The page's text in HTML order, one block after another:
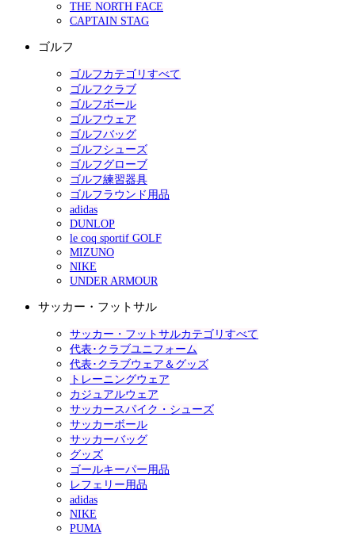
THE NORTH FACE
CAPTAIN STAG
ゴルフ
ゴルフカテゴリすべて
ゴルフクラブ
ゴルフボール
ゴルフウェア
ゴルフバッグ
ゴルフシューズ
ゴルフグローブ
ゴルフ練習器具
ゴルフラウンド用品
adidas
DUNLOP
le coq sportif GOLF
MIZUNO
NIKE
UNDER ARMOUR
サッカー・フットサル
サッカー・フットサルカテゴリすべて
代表･クラブユニフォーム
代表･クラブウェア＆グッズ
トレーニングウェア
カジュアルウェア
サッカースパイク・シューズ
サッカーボール
サッカーバッグ
グッズ
ゴールキーパー用品
レフェリー用品
adidas
NIKE
PUMA